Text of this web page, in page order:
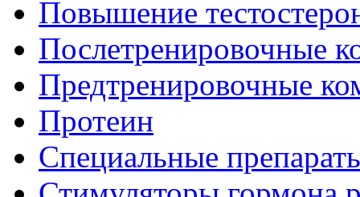
Повышение
Послетренировочные
Предтренировочные
Протеин
Специальные